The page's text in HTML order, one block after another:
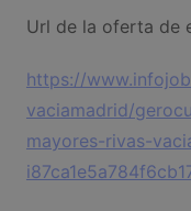
Url de la oferta de
https://
vaciamadrid/
mayores-rivas-